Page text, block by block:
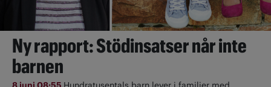
Ny rapport: Stödinsatser når inte
barnen